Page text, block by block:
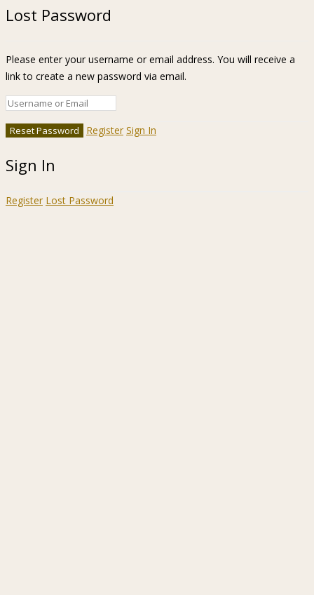
Lost Password
Please enter your username or email address. You will receive a
link to create a new password via email.
Register Sign In
Sign In
Register Lost Password